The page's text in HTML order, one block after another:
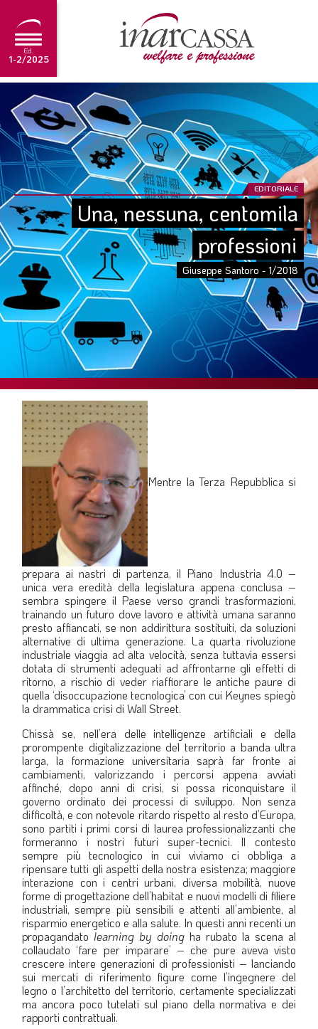
Ed.
1-2/2025
NEWS
EDITORIALE
TUTORIAL
SCADENZARIO
ARCHIVIO
Ultima edizione
1-2/2025
SOMMARIO
EDITORIALE
PREVIDENZA
FOCUS
PROFESSIONE
TERZA PAGINA
LE FOTO DEL FIL ROUGE
IN QUESTO NUMERO
SCENARIO ECONOMICO
SPAZIO APERTO
GOVERNANCE
FONDAZIONE
ASSOCIAZIONI
LA VIGNETTA DI EVASIO
SPECIALE
EDITORIALE
Una, nessuna, centomila
professioni
Giuseppe Santoro - 1/2018
Mentre la Terza Repubblica si
prepara ai nastri di partenza, il Piano Industria 4.0 –
unica vera eredità della legislatura appena conclusa –
sembra spingere il Paese verso grandi trasformazioni,
trainando un futuro dove lavoro e attività umana saranno
presto affiancati, se non addirittura sostituiti, da soluzioni
alternative di ultima generazione. La quarta rivoluzione
industriale viaggia ad alta velocità, senza tuttavia essersi
dotata di strumenti adeguati ad affrontarne gli effetti di
ritorno, a rischio di veder riaffiorare le antiche paure di
quella ‘disoccupazione tecnologica’ con cui Keynes spiegò
la drammatica crisi di Wall Street.
Chissà se, nell’era delle intelligenze artificiali e della
prorompente digitalizzazione del territorio a banda ultra
larga, la formazione universitaria saprà far fronte ai
cambiamenti, valorizzando i percorsi appena avviati
affinché, dopo anni di crisi, si possa riconquistare il
governo ordinato dei processi di sviluppo. Non senza
difficoltà, e con notevole ritardo rispetto al resto d’Europa,
sono partiti i primi corsi di laurea professionalizzanti che
formeranno i nostri futuri super-tecnici. Il contesto
sempre più tecnologico in cui viviamo ci obbliga a
ripensare tutti gli aspetti della nostra esistenza; maggiore
interazione con i centri urbani, diversa mobilità, nuove
forme di progettazione dell’habitat e nuovi modelli di filiere
industriali, sempre più sensibili e attenti all’ambiente, al
risparmio energetico e alla salute. In questi anni recenti un
propagandato learning by doing ha rubato la scena al
collaudato ‘fare per imparare’ – che pure aveva visto
crescere intere generazioni di professionisti – lanciando
sui mercati di riferimento figure come l’ingegnere del
legno o l’architetto del territorio, certamente specializzati
ma ancora poco tutelati sul piano della normativa e dei
rapporti contrattuali.